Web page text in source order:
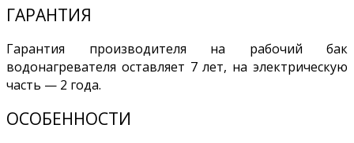
ГАРАНТИЯ
Гарантия производителя на рабочий бак
водонагревателя оставляет 7 лет, на электрическую
часть — 2 года.
ОСОБЕННОСТИ